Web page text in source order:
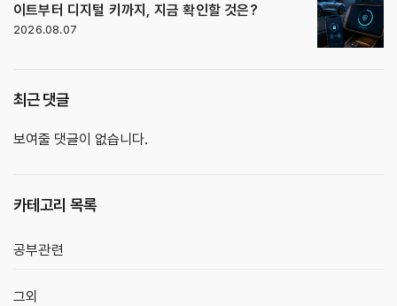
이트부터 디지털 키까지, 지금 확인할 것은?
2026.08.07
최근 댓글
보여줄 댓글이 없습니다.
카테고리 목록
공부관련
그외